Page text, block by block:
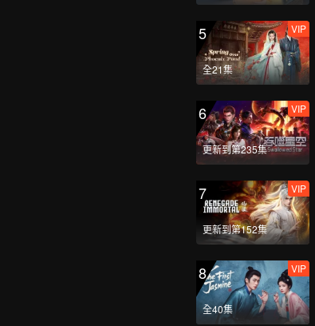
5
全21集
VIP
6
更新到第235集
VIP
7
更新到第152集
VIP
8
全40集
VIP